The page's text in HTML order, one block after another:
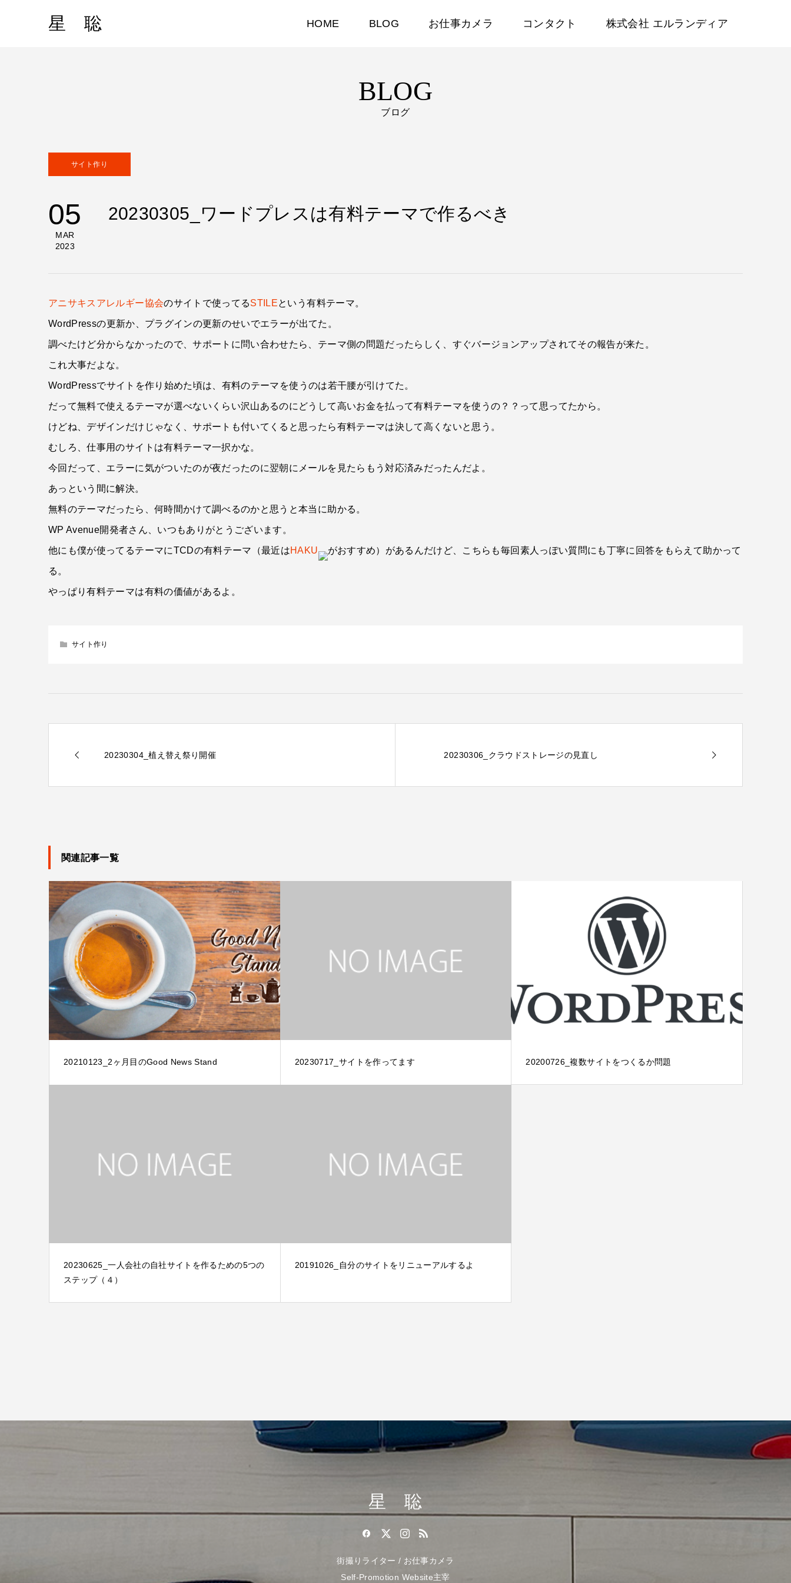
星 聡 HOME BLOG お仕事カメラ コンタクト 株式会社 エルランディア
BLOG
ブログ
サイト作り
05
MAR
2023
20230305_ワードプレスは有料テーマで作るべき
アニサキスアレルギー協会のサイトで使ってるSTILEという有料テーマ。
WordPressの更新か、プラグインの更新のせいでエラーが出てた。
調べたけど分からなかったので、サポートに問い合わせたら、テーマ側の問題だったらしく、すぐバージョンアップされてその報告が来た。
これ大事だよな。
WordPressでサイトを作り始めた頃は、有料のテーマを使うのは若干腰が引けてた。
だって無料で使えるテーマが選べないくらい沢山あるのにどうして高いお金を払って有料テーマを使うの？？って思ってたから。
けどね、デザインだけじゃなく、サポートも付いてくると思ったら有料テーマは決して高くないと思う。
むしろ、仕事用のサイトは有料テーマ一択かな。
今回だって、エラーに気がついたのが夜だったのに翌朝にメールを見たらもう対応済みだったんだよ。
あっという間に解決。
無料のテーマだったら、何時間かけて調べるのかと思うと本当に助かる。
WP Avenue開発者さん、いつもありがとうございます。
他にも僕が使ってるテーマにTCDの有料テーマ（最近はHAKU がおすすめ）があるんだけど、こちらも毎回素人っぽい質問にも丁寧に回答をもらえて助かって
る。
やっぱり有料テーマは有料の価値があるよ。
サイト作り
20230304_植え替え祭り開催 20230306_クラウドストレージの見直し
関連記事一覧
20210123_2ヶ月目のGood News Stand 20230717_サイトを作ってます 20200726_複数サイトをつくるか問題
20230625_一人会社の自社サイトを作るための5つの
ステップ（４）
20191026_自分のサイトをリニューアルするよ
星 聡
街撮りライター / お仕事カメラ
Self-Promotion Website主宰